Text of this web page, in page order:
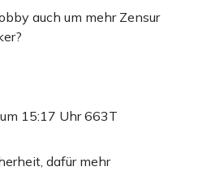
auch um mehr Zensur
15:17 Uhr663T
dafür mehr